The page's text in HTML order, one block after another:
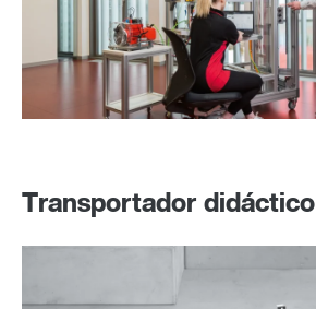
Transportador didáctico